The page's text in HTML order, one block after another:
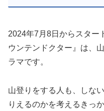
2024年7月8日からスター
ウンテンドクター』は、
ラマです。
山登りをする人も、しな
りえるのかを考えるきっ